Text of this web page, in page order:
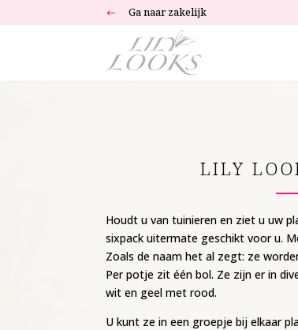
# Ga naar zakelijk
LILY
Houdt u van tuinieren en ziet u uw
sixpack uitermate geschikt voor u.
Zoals de naam het al zegt: ze
Per potje zit één bol. Ze zijn er in
wit en geel met rood.
U kunt ze in een groepje bij elkaar